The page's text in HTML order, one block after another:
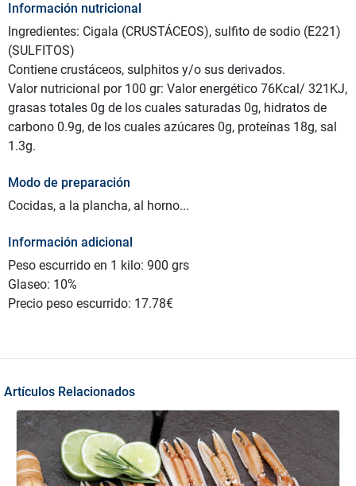
Información nutricional
Ingredientes: Cigala (CRUSTÁCEOS), sulfito de sodio (E221)
(SULFITOS)
Contiene crustáceos, sulphitos y/o sus derivados.
Valor nutricional por 100 gr: Valor energético 76Kcal/ 321KJ,
grasas totales 0g de los cuales saturadas 0g, hidratos de
carbono 0.9g, de los cuales azúcares 0g, proteínas 18g, sal
1.3g.
Modo de preparación
Cocidas, a la plancha, al horno...
Información adicional
Peso escurrido en 1 kilo: 900 grs
Glaseo: 10%
Precio peso escurrido: 17.78€
Artículos Relacionados